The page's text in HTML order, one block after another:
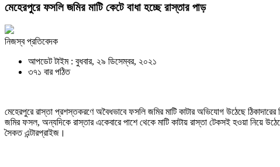
মেহেরপুরে ফসলি জমির মাটি কেটে বাধা হচ্ছে রাস্তার পাড়
নিজস্ব প্রতিবেদক
আপডেট টাইম : বুধবার, ২৯ ডিসেম্বর, ২০২১
৩৭১ বার পঠিত
মেহেরপুরে রাস্তা প্রশস্তকরণে অবৈধভাবে ফসলি জমির মাটি কাটার অভিযোগ উঠেছে
জমির ফসল, অন্যদিকে রাস্তার একেবারে পাশে থেকে মাটি কাটায় রাস্তা টেকসই হওয়া নিয়ে
সৈকত এন্টারপ্রাইজ।